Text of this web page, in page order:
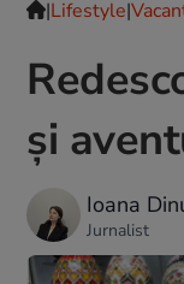
|Lifestyle|
și
Ioana
Jurnalist